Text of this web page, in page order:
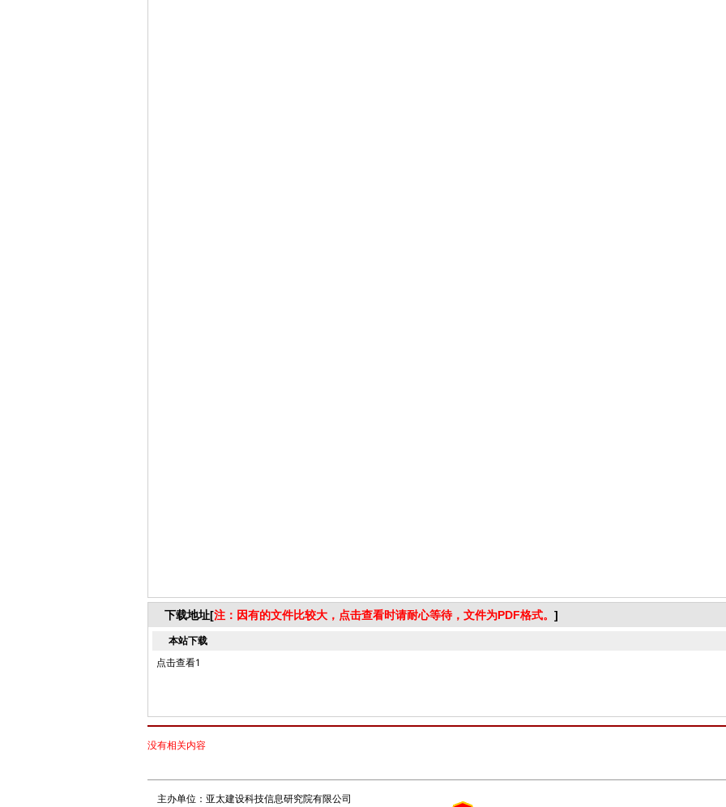
下载地址[注：因有的文件比较大，点击查看时请耐心等待，文件为PDF格式。 ]
本站下载
点击查看1
没有相关内容
主办单位：亚太建设科技信息研究院有限公司